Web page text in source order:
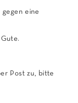
eine
Post zu, bitte